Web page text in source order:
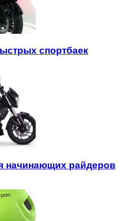
спортбаек
начинающих райдеров